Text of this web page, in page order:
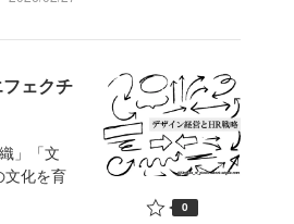
ェクチ
」「文
文化を育
0